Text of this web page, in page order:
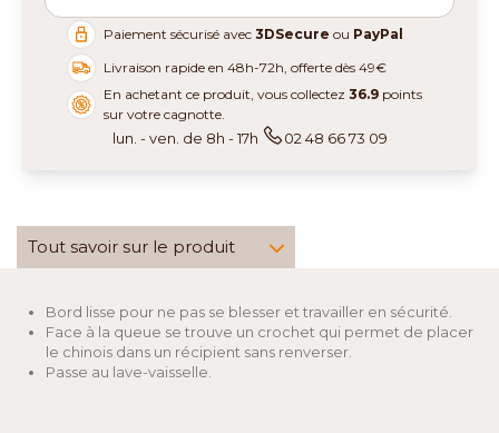
Paiement sécurisé avec3DSecure ou PayPal
Livraison rapide en 48h-72h, offerte dès 49€
En achetant ce produit, vous collectez36.9 points
sur votre cagnotte.
lun. - ven. de 8h - 17h 02 48 66 73 09
Tout savoir sur le produit
Bord lisse pour ne pas se blesser et travailler en sécurité.
Face à la queue se trouve un crochet qui permet de placer
le chinois dans un récipient sans renverser.
Passe au lave-vaisselle.